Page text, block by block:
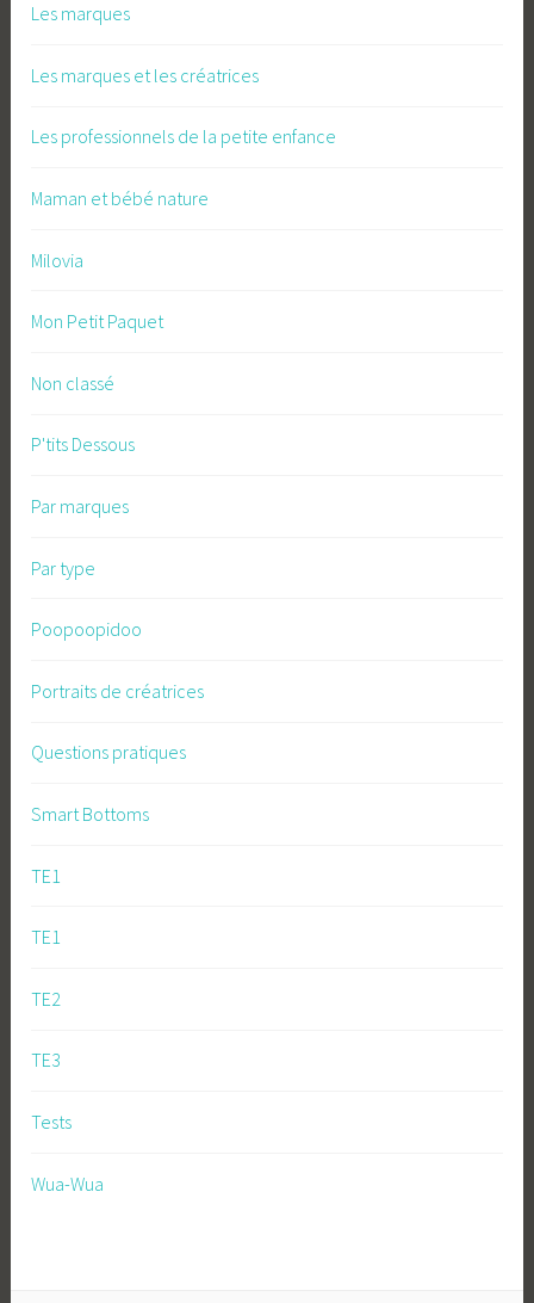
Les marques
Les marques et les créatrices
Les professionnels de la petite enfance
Maman et bébé nature
Milovia
Mon Petit Paquet
Non classé
P'tits Dessous
Par marques
Par type
Poopoopidoo
Portraits de créatrices
Questions pratiques
Smart Bottoms
TE1
TE1
TE2
TE3
Tests
Wua-Wua